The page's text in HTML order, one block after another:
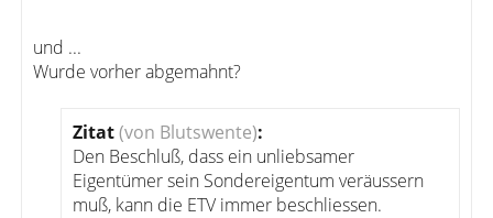
und ...
Wurde vorher abgemahnt?
Zitat(von Blutswente):
Den Beschluß, dass ein unliebsamer
Eigentümer sein Sondereigentum veräussern
muß, kann die ETV immer beschliessen.